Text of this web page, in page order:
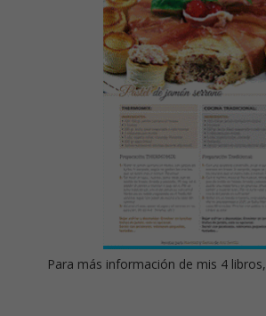
Para más información de mis 4 libros,